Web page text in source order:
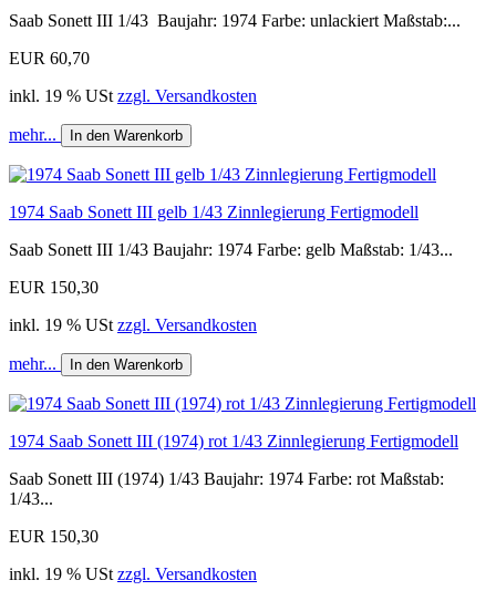
Saab Sonett III 1/43 Baujahr: 1974 Farbe: unlackiert Maßstab:...
EUR 60,70
inkl. 19 % USt zzgl. Versandkosten
mehr... In den Warenkorb
1974 Saab Sonett III gelb 1/43 Zinnlegierung Fertigmodell
Saab Sonett III 1/43 Baujahr: 1974 Farbe: gelb Maßstab: 1/43...
EUR 150,30
inkl. 19 % USt zzgl. Versandkosten
mehr... In den Warenkorb
1974 Saab Sonett III (1974) rot 1/43 Zinnlegierung Fertigmodell
Saab Sonett III (1974) 1/43 Baujahr: 1974 Farbe: rot Maßstab:
1/43...
EUR 150,30
inkl. 19 % USt zzgl. Versandkosten